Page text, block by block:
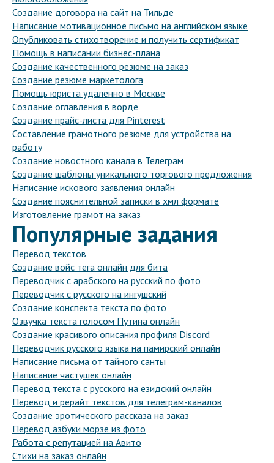
Создание договора на сайт на Тильде
Написание мотивационное письмо на английском языке
Опубликовать стихотворение и получить сертификат
Помощь в написании бизнес-плана
Создание качественного резюме на заказ
Создание резюме маркетолога
Помощь юриста удаленно в Москве
Создание оглавления в ворде
Создание прайс-листа для Pinterest
Составление грамотного резюме для устройства на
работу
Создание новостного канала в Телеграм
Создание шаблоны уникального торгового предложения
Написание искового заявления онлайн
Создание пояснительной записки в хмл формате
Изготовление грамот на заказ
Популярные задания
Перевод текстов
Создание войс тега онлайн для бита
Переводчик с арабского на русский по фото
Переводчик с русского на ингушский
Создание конспекта текста по фото
Озвучка текста голосом Путина онлайн
Создание красивого описания профиля Discord
Переводчик русского языка на памирский онлайн
Написание письма от тайного санты
Написание частушек онлайн
Перевод текста с русского на езидский онлайн
Перевод и рерайт текстов для телеграм-каналов
Создание эротического рассказа на заказ
Перевод азбуки морзе из фото
Работа с репутацией на Авито
Стихи на заказ онлайн